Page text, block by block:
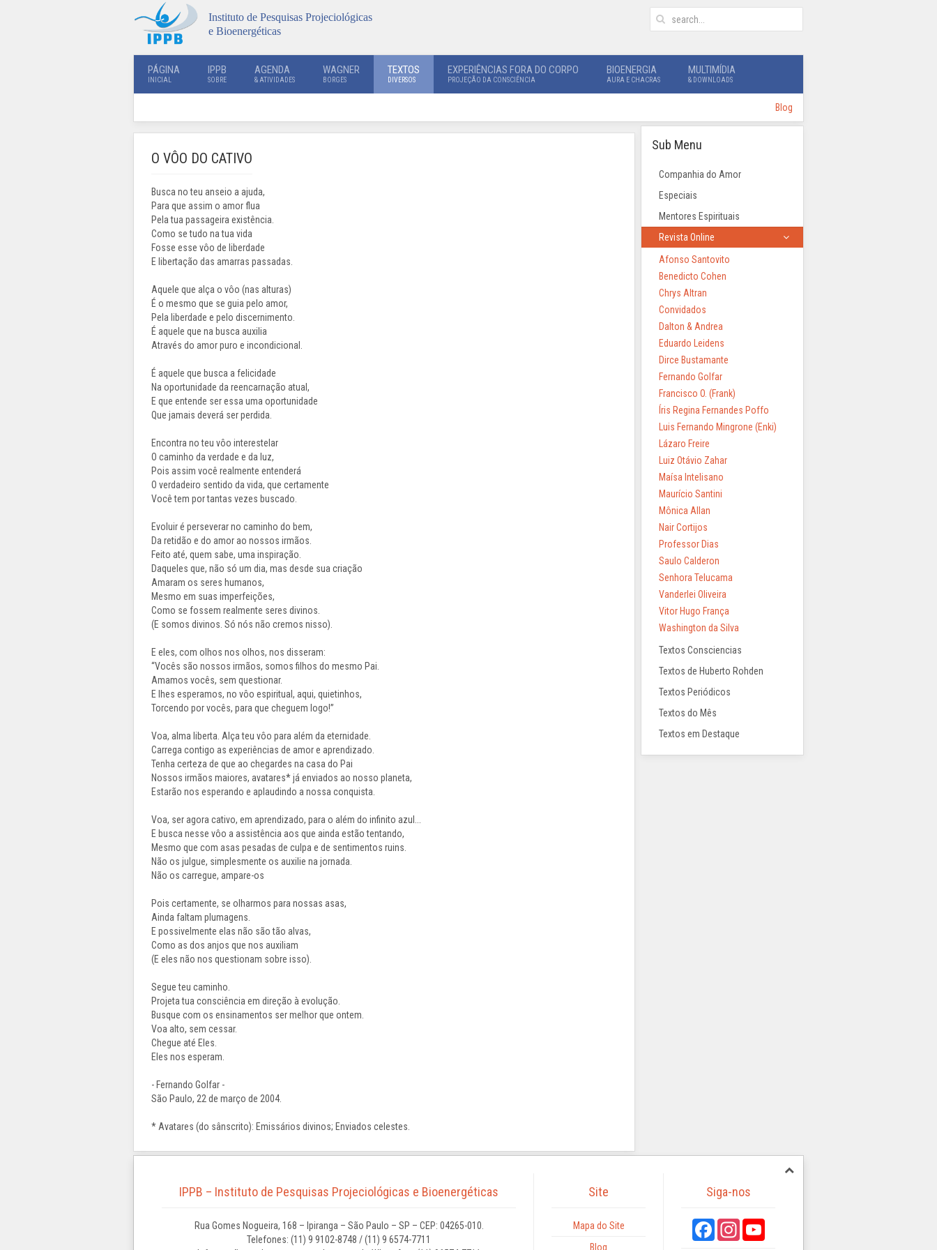
Instituto de Pesquisas Projeciológicas
e Bioenergéticas
PÁGINA
INICIAL
IPPB
SOBRE
AGENDA
& ATIVIDADES
WAGNER
BORGES
TEXTOS
DIVERSOS
EXPERIÊNCIAS FORA DO CORPO
PROJEÇÃO DA CONSCIÊNCIA
BIOENERGIA
AURA E CHACRAS
MULTIMÍDIA
& DOWNLOADS
Blog
O VÔO DO CATIVO
Busca no teu anseio a ajuda,
Para que assim o amor flua
Pela tua passageira existência.
Como se tudo na tua vida
Fosse esse vôo de liberdade
E libertação das amarras passadas.
Aquele que alça o vôo (nas alturas)
É o mesmo que se guia pelo amor,
Pela liberdade e pelo discernimento.
É aquele que na busca auxilia
Através do amor puro e incondicional.
É aquele que busca a felicidade
Na oportunidade da reencarnação atual,
E que entende ser essa uma oportunidade
Que jamais deverá ser perdida.
Encontra no teu vôo interestelar
O caminho da verdade e da luz,
Pois assim você realmente entenderá
O verdadeiro sentido da vida, que certamente
Você tem por tantas vezes buscado.
Evoluir é perseverar no caminho do bem,
Da retidão e do amor ao nossos irmãos.
Feito até, quem sabe, uma inspiração.
Daqueles que, não só um dia, mas desde sua criação
Amaram os seres humanos,
Mesmo em suas imperfeições,
Como se fossem realmente seres divinos.
(E somos divinos. Só nós não cremos nisso).
E eles, com olhos nos olhos, nos disseram:
“Vocês são nossos irmãos, somos filhos do mesmo Pai.
Amamos vocês, sem questionar.
E lhes esperamos, no vôo espiritual, aqui, quietinhos,
Torcendo por vocês, para que cheguem logo!”
Voa, alma liberta. Alça teu vôo para além da eternidade.
Carrega contigo as experiências de amor e aprendizado.
Tenha certeza de que ao chegardes na casa do Pai
Nossos irmãos maiores, avatares* já enviados ao nosso planeta,
Estarão nos esperando e aplaudindo a nossa conquista.
Voa, ser agora cativo, em aprendizado, para o além do infinito azul...
E busca nesse vôo a assistência aos que ainda estão tentando,
Mesmo que com asas pesadas de culpa e de sentimentos ruins.
Não os julgue, simplesmente os auxilie na jornada.
Não os carregue, ampare-os
Pois certamente, se olharmos para nossas asas,
Ainda faltam plumagens.
E possivelmente elas não são tão alvas,
Como as dos anjos que nos auxiliam
(E eles não nos questionam sobre isso).
Segue teu caminho.
Projeta tua consciência em direção à evolução.
Busque com os ensinamentos ser melhor que ontem.
Voa alto, sem cessar.
Chegue até Eles.
Eles nos esperam.
- Fernando Golfar -
São Paulo, 22 de março de 2004.
* Avatares (do sânscrito): Emissários divinos; Enviados celestes.
Sub Menu
Companhia do Amor
Especiais
Mentores Espirituais
Revista Online
Afonso Santovito
Benedicto Cohen
Chrys Altran
Convidados
Dalton & Andrea
Eduardo Leidens
Dirce Bustamante
Fernando Golfar
Francisco O. (Frank)
Íris Regina Fernandes Poffo
Luis Fernando Mingrone (Enki)
Lázaro Freire
Luiz Otávio Zahar
Maísa Intelisano
Maurício Santini
Mônica Allan
Nair Cortijos
Professor Dias
Saulo Calderon
Senhora Telucama
Vanderlei Oliveira
Vitor Hugo França
Washington da Silva
Textos Consciencias
Textos de Huberto Rohden
Textos Periódicos
Textos do Mês
Textos em Destaque
IPPB – Instituto de Pesquisas Projeciológicas e Bioenergéticas
Rua Gomes Nogueira, 168 – Ipiranga – São Paulo – SP – CEP: 04265-010.
Telefones: (11) 9 9102-8748 / (11) 9 6574-7711
Site
Mapa do Site
Blog
Siga-nos